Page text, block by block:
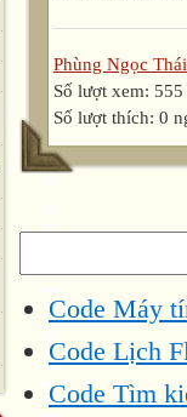
Phùng Ngọc Thái
Số lượt xem: 555
Số lượt thích: 0
Code Máy
Code Lịch
Code Tìm